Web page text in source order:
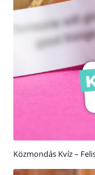
Közmondás Kvíz –